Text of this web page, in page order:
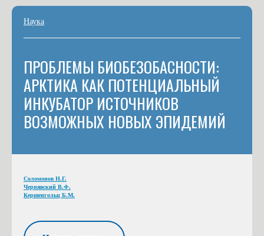
Наука
ПРОБЛЕМЫ БИОБЕЗОБАСНОСТИ:
АРКТИКА КАК ПОТЕНЦИАЛЬНЫЙ
ИНКУБАТОР ИСТОЧНИКОВ
ВОЗМОЖНЫХ НОВЫХ ЭПИДЕМИЙ
Соломонов Н.Г.
Чернявский В.Ф.
Кершенгольц Б.М.